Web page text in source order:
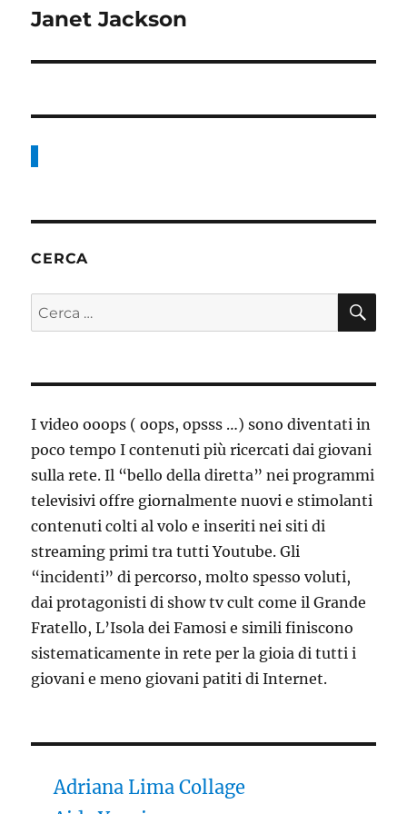
Articolo
Janet Jackson
CERCA
Cerca:
I video ooops ( oops, opsss …) sono diventati in
poco tempo I contenuti più ricercati dai giovani
sulla rete. Il “bello della diretta” nei programmi
televisivi offre giornalmente nuovi e stimolanti
contenuti colti al volo e inseriti nei siti di
streaming primi tra tutti Youtube. Gli
“incidenti” di percorso, molto spesso voluti,
dai protagonisti di show tv cult come il Grande
Fratello, L’Isola dei Famosi e simili finiscono
sistematicamente in rete per la gioia di tutti i
giovani e meno giovani patiti di Internet.
Adriana Lima Collage